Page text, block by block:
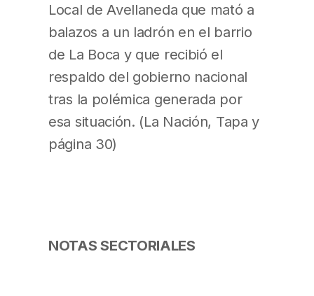
Local de Avellaneda que mató a
balazos a un ladrón en el barrio
de La Boca y que recibió el
respaldo del gobierno nacional
tras la polémica generada por
esa situación. (La Nación, Tapa y
página 30)
NOTAS SECTORIALES